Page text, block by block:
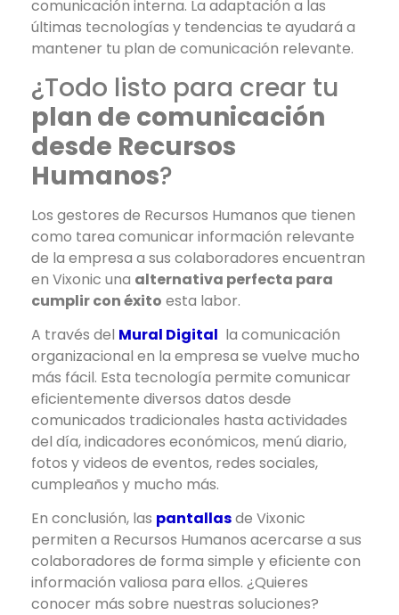
comunicación interna. La adaptación a las
últimas tecnologías y tendencias te ayudará a
mantener tu plan de comunicación relevante.
¿Todo listo para crear tu
plan de comunicación
desde Recursos
Humanos?
Los gestores de Recursos Humanos que tienen
como tarea comunicar información relevante
de la empresa a sus colaboradores encuentran
en Vixonic una alternativa perfecta para
cumplir con éxito esta labor.
A través del Mural Digital la comunicación
organizacional en la empresa se vuelve mucho
más fácil. Esta tecnología permite comunicar
eficientemente diversos datos desde
comunicados tradicionales hasta actividades
del día, indicadores económicos, menú diario,
fotos y videos de eventos, redes sociales,
cumpleaños y mucho más.
En conclusión, las pantallasde Vixonic
permiten a Recursos Humanos acercarse a sus
colaboradores de forma simple y eficiente con
información valiosa para ellos. ¿Quieres
conocer más sobre nuestras soluciones?